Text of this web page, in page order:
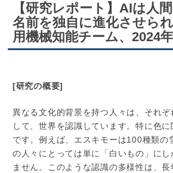
【研究レポート】AIは人
名前を独自に進化させら
用機械知能チーム、2024
[研究の概要]
異なる文化的背景を持つ人々は、それぞ
して、世界を認識しています。特に色
です。例えば、エスキモーは100種類の
の人々にとっては単に「白いもの」に
ません。このような認識の多様性は、